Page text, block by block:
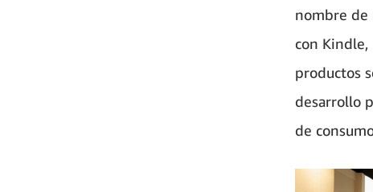
nombre de
con Kindle,
productos
desarrollo
de